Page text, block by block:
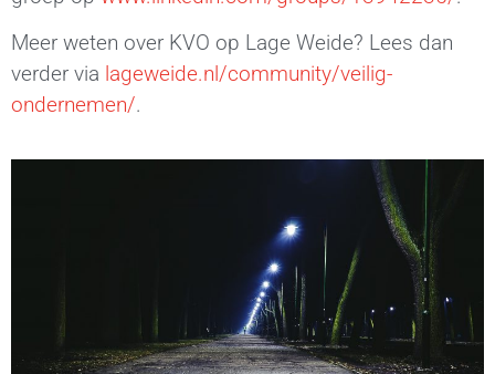
Meer weten over KVO op Lage Weide? Lees dan
verder via lageweide.nl/community/veilig-
ondernemen/.